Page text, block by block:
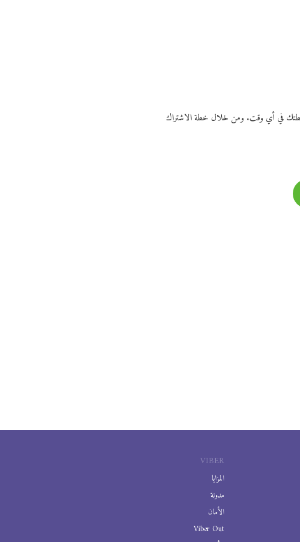
خطتك في أي وقت. ومن خلال خطة الاشتراك
VIBER
المزايا
مدونة
الأمان
Viber Out